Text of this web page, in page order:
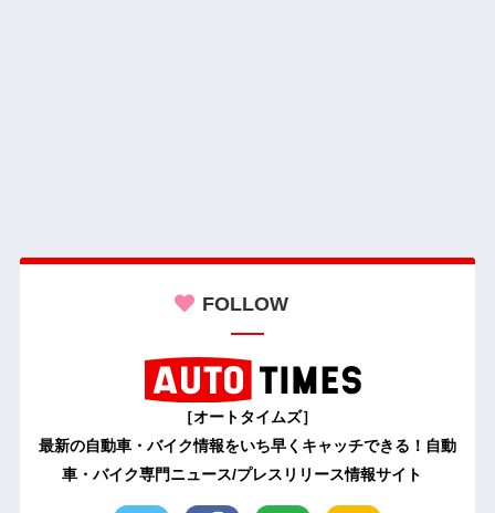
FOLLOW
［オートタイムズ］
最新の自動車・バイク情報をいち早くキャッチできる！自動
車・バイク専門ニュース/プレスリリース情報サイト